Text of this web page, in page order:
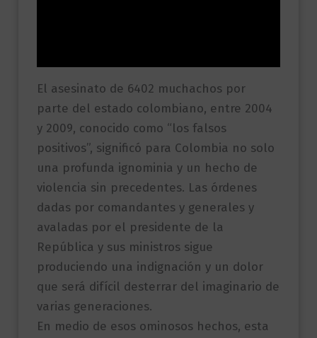
El asesinato de 6402 muchachos por
parte del estado colombiano, entre 2004
y 2009, conocido como “los falsos
positivos”, significó para Colombia no solo
una profunda ignominia y un hecho de
violencia sin precedentes. Las órdenes
dadas por comandantes y generales y
avaladas por el presidente de la
República y sus ministros sigue
produciendo una indignación y un dolor
que será difícil desterrar del imaginario de
varias generaciones.
En medio de esos ominosos hechos, esta